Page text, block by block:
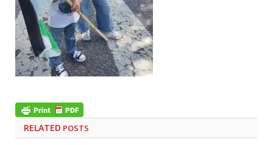
RELATED POSTS